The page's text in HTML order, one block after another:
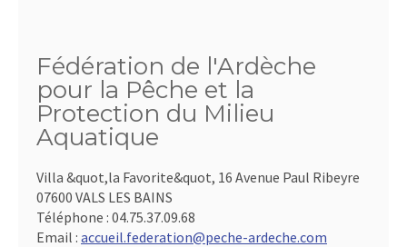
Fédération de l'Ardèche
pour la Pêche et la
Protection du Milieu
Aquatique
Villa &quot,la Favorite&quot, 16 Avenue Paul Ribeyre
07600 VALS LES BAINS
Téléphone : 04.75.37.09.68
Email : accueil.federation@peche-ardeche.com